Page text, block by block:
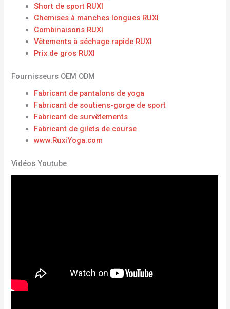
Short de sport RUXI
Chemises à manches longues RUXI
Combinaisons RUXI
Vêtements à séchage rapide RUXI
Prix ​​de gros RUXI
Fournisseurs OEM ODM
Fabricant de pantalons de yoga
Fabricant de soutiens-gorge de sport
Fabricant de survêtements
Fabricant de gilets de course
www.RuxiYoga.com
Vidéos Youtube